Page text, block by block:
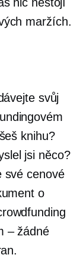
nic nestojí
maržích.
svůj
knihu?
jsi něco?
své cenové
o
– žádné